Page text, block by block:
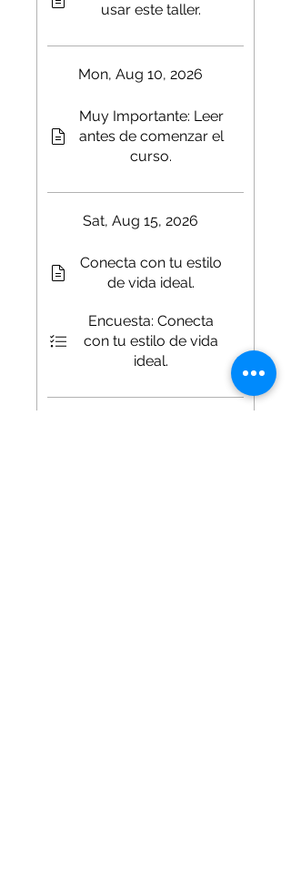
usar este taller.
Mon, Aug 10, 2026
Muy Importante: Leer
antes de comenzar el
curso.
Sat, Aug 15, 2026
Conecta con tu estilo
de vida ideal.
Encuesta: Conecta
con tu estilo de vida
ideal.